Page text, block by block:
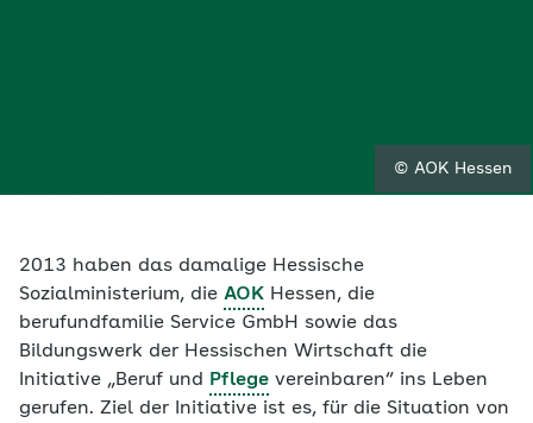
© AOK Hessen
2013 haben das damalige Hessische
Sozialministerium, die AOK Hessen, die
berufundfamilie Service GmbH sowie das
Bildungswerk der Hessischen Wirtschaft die
Initiative „Beruf und
Pflege vereinbaren“ ins Leben
gerufen. Ziel der Initiative ist es, für die Situation von